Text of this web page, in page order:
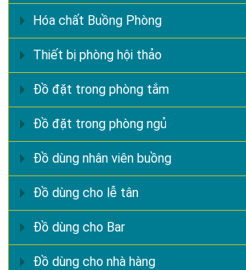
Hóa chất Buồng Phòng
Thiết bị phòng hội thảo
Đồ đặt trong phòng tắm
Đồ đặt trong phòng ngủ
Đồ dùng nhân viên buồng
Đồ dùng cho lễ tân
Đồ dùng cho Bar
Đồ dùng cho nhà hàng